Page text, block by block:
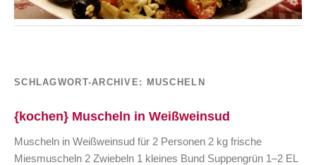
SCHLAGWORT-ARCHIVE: MUSCHELN
{kochen} Muscheln in Weißweinsud
Muscheln in Weißweinsud für 2 Personen 2 kg frische
Miesmuscheln 2 Zwiebeln 1 kleines Bund Suppengrün 1–2 EL